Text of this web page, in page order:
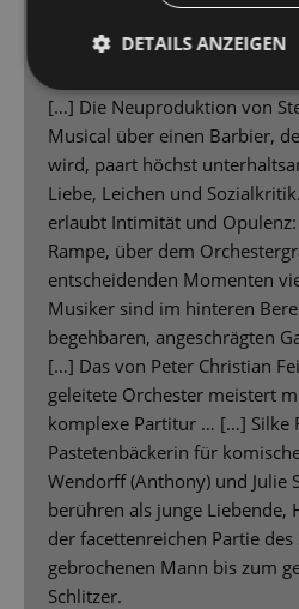
Racherausch mit
Schauermusical „Sweeney
[…] Die Neuproduktion von
Musical über einen Barbier,
wird, paart höchst
Liebe, Leichen und
erlaubt Intimität und
Rampe, über dem
entscheidenden Momenten
Musiker sind im hinteren
begehbaren, angeschrägten
[…] Das von Peter Christian
geleitete Orchester meistert
komplexe Partitur … […] Silke
Pastetenbäckerin für
Wendorff (Anthony) und Julie
berühren als junge Liebende,
der facettenreichen Partie
gebrochenen Mann bis zum
Schlitzer.
DETAILS ANZEIGEN